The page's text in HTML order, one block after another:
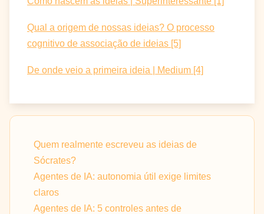
Qual a origem de nossas ideias? O processo
cognitivo de associação de ideias [5]
De onde veio a primeira ideia | Medium [4]
Quem realmente escreveu as ideias de
Sócrates?
Agentes de IA: autonomia útil exige limites
claros
Agentes de IA: 5 controles antes de